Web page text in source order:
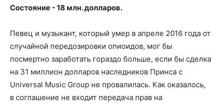
Состояние - 18 млн. долларов.
Певец и музыкант, который умер в апреле 2016 года от
случайной передозировки опиоидов, мог бы
посмертно заработать гораздо больше, если бы сделка
на 31 миллион долларов наследников Принса с
Universal Music Group не провалилась. Как оказалось,
в соглашение не входит передача прав на